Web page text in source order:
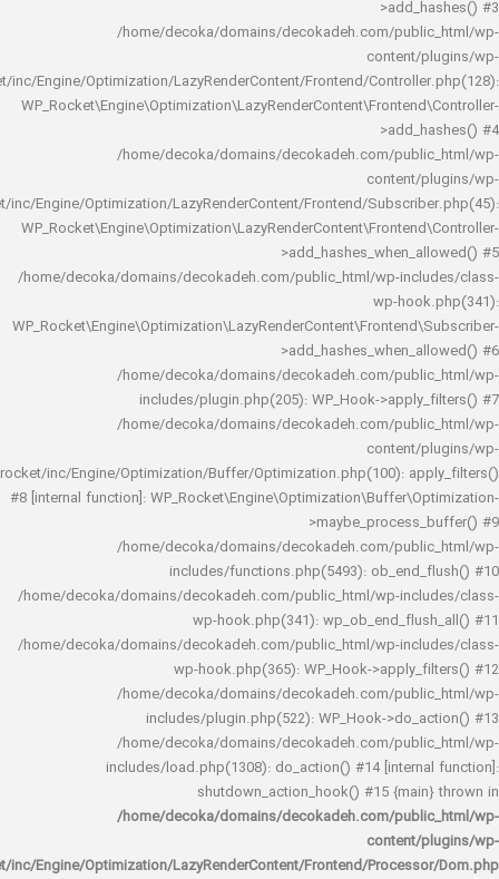
/home/decoka/domains/decokadeh.com/
rocket/inc/Engine/Optimization/LazyRenderContent/Frontend/
/home/decoka/domains/decokadeh.com/
rocket/inc/Engine/Optimization/LazyRenderContent/Frontend/
/home/decoka/domains/decokadeh.com/public_html/wp-
wp-
/home/decoka/domains/decokadeh.com/
includes/plugin.php(205): WP_Hook-
/home/decoka/domains/decokadeh.com/
rocket/inc/Engine/Optimization/Buffer/Optimization.php(100):
#8 [internal function]:
/home/decoka/domains/decokadeh.com/
includes/functions.php(5493):
/home/decoka/domains/decokadeh.com/public_html/wp-
wp-hook.php(341):
/home/decoka/domains/decokadeh.com/public_html/wp-
wp-hook.php(365): WP_Hook-
/home/decoka/domains/decokadeh.com/
includes/plugin.php(522): WP_Hook-
/home/decoka/domains/decokadeh.com/
includes/load.php(1308): do_action() #14
shutdown_action_hook() #15
/home/decoka/domains/decokadeh.com/
rocket/inc/Engine/Optimization/LazyRenderContent/Frontend/